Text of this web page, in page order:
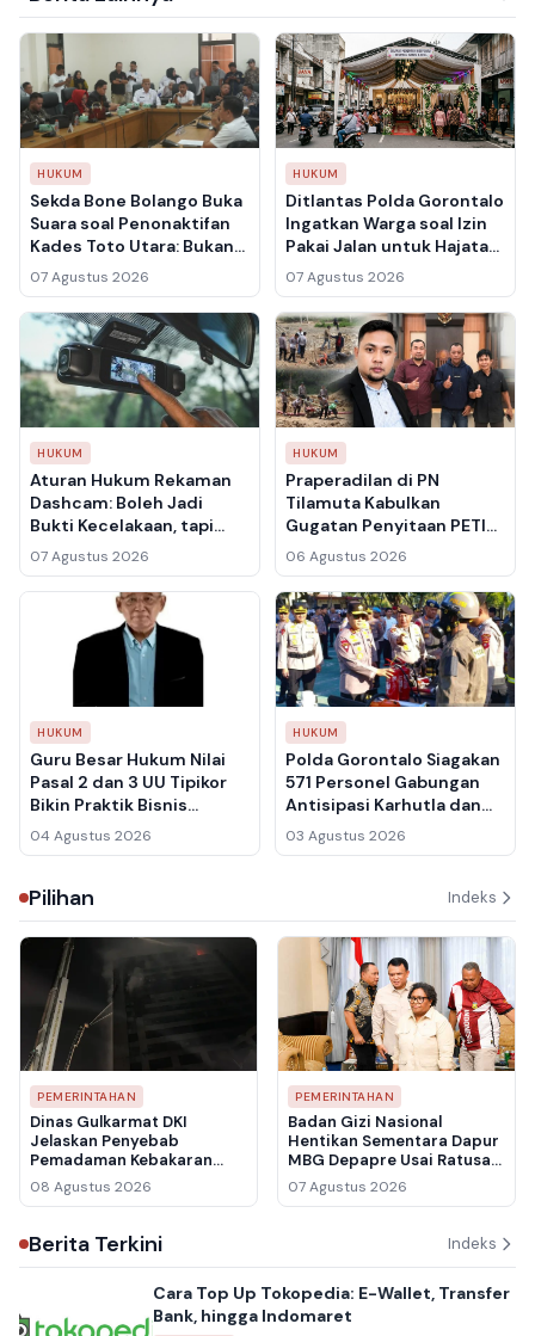
HUKUM
Sekda Bone Bolango Buka
Suara soal Penonaktifan
Kades Toto Utara: Bukan
Mendadak, Ini Dasar
Hukumnya
07 Agustus 2026
HUKUM
Ditlantas Polda Gorontalo
Ingatkan Warga soal Izin
Pakai Jalan untuk Hajatan,
Sanksi Pidana Menanti
07 Agustus 2026
HUKUM
Aturan Hukum Rekaman
Dashcam: Boleh Jadi
Bukti Kecelakaan, tapi
Menyebarnya ke Medsos
Bisa Berujung Pidana
07 Agustus 2026
HUKUM
Praperadilan di PN
Tilamuta Kabulkan
Gugatan Penyitaan PETI
Polres Boalemo, Barang
Bukti Dinyatakan Tidak
Sah
06 Agustus 2026
HUKUM
Guru Besar Hukum Nilai
Pasal 2 dan 3 UU Tipikor
Bikin Praktik Bisnis
Terjebak Ketidakpastian
Hukum
04 Agustus 2026
HUKUM
Polda Gorontalo Siagakan
571 Personel Gabungan
Antisipasi Karhutla dan
Krisis Air Akibat El Nino
03 Agustus 2026
Pilihan Indeks
PEMERINTAHAN
Dinas Gulkarmat DKI
Jelaskan Penyebab
Pemadaman Kebakaran
Gedung Bapenda
Berlangsung Hampir Lima
08 Agustus 2026
PEMERINTAHAN
Badan Gizi Nasional
Hentikan Sementara Dapur
MBG Depapre Usai Ratusan
Pelajar Keracunan
07 Agustus 2026
Berita Terkini Indeks
Cara Top Up Tokopedia: E-Wallet, Transfer
Bank, hingga Indomaret